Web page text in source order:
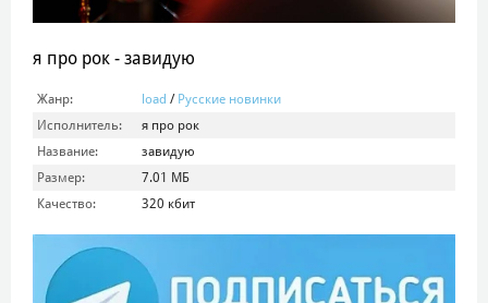
я про рок - завидую
Жанр: load / Русские новинки
Исполнитель:
я про рок
Название:
завидую
Размер:
7.01 МБ
Качество:
320 кбит